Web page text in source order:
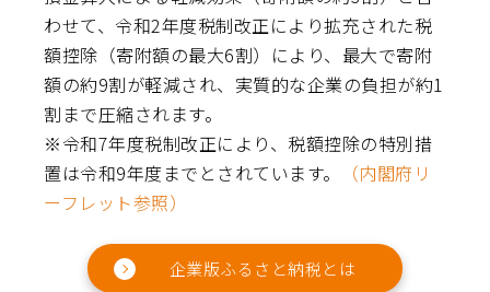
わせて、令和2年度税制改正により拡充された税
額控除（寄附額の最大6割）により、最大で寄附
額の約9割が軽減され、実質的な企業の負担が約1
割まで圧縮されます。
※令和7年度税制改正により、税額控除の特別措
置は令和9年度までとされています。
（内閣府リ
ーフレット参照）
企業版ふるさと納税とは